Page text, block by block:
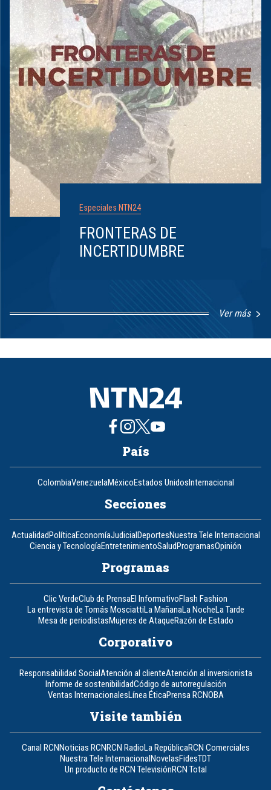
Especiales NTN24
FRONTERAS DE
INCERTIDUMBRE
Ver más
1
8
País
ColombiaVenezuelaMéxicoEstados UnidosInternacional
Secciones
ActualidadPolíticaEconomíaJudicialDeportesNuestra Tele Internacional
Ciencia y TecnologíaEntretenimientoSaludProgramasOpinión
Programas
Clic VerdeClub de PrensaEl InformativoFlash Fashion
La entrevista de Tomás MosciattiLa MañanaLa NocheLa Tarde
Mesa de periodistasMujeres de AtaqueRazón de Estado
Corporativo
Responsabilidad SocialAtención al clienteAtención al inversionista
Informe de sostenibilidadCódigo de autorregulación
Ventas InternacionalesLínea ÉticaPrensa RCNOBA
Visite también
Canal RCNNoticias RCNRCN RadioLa RepúblicaRCN Comerciales
Nuestra Tele InternacionalNovelasFidesTDT
Un producto de RCN TelevisiónRCN Total